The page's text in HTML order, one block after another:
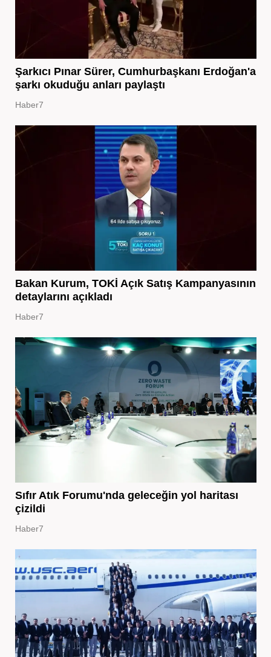
Şarkıcı Pınar Sürer, Cumhurbaşkanı Erdoğan'a
şarkı okuduğu anları paylaştı
Haber7
Bakan Kurum, TOKİ Açık Satış Kampanyasının
detaylarını açıkladı
Haber7
Sıfır Atık Forumu'nda geleceğin yol haritası
çizildi
Haber7